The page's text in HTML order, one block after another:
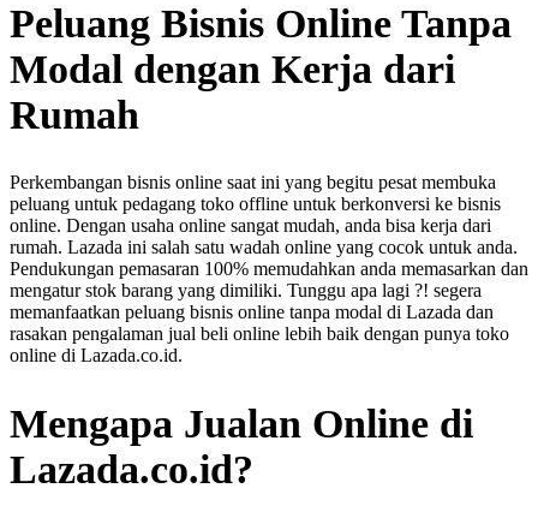
Peluang Bisnis Online Tanpa
Modal dengan Kerja dari
Rumah
Perkembangan bisnis online saat ini yang begitu pesat membuka
peluang untuk pedagang toko offline untuk berkonversi ke bisnis
online. Dengan usaha online sangat mudah, anda bisa kerja dari
rumah. Lazada ini salah satu wadah online yang cocok untuk anda.
Pendukungan pemasaran 100% memudahkan anda memasarkan dan
mengatur stok barang yang dimiliki. Tunggu apa lagi ?! segera
memanfaatkan peluang bisnis online tanpa modal di Lazada dan
rasakan pengalaman jual beli online lebih baik dengan punya toko
online di Lazada.co.id.
Mengapa Jualan Online di
Lazada.co.id?